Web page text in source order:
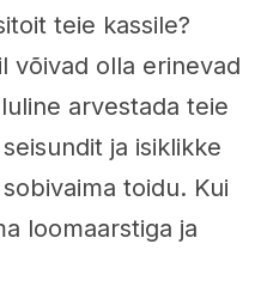
teie kassile?
võivad olla erinevad
arvestada teie
ja isiklikke
toidu. Kui
loomaarstiga ja